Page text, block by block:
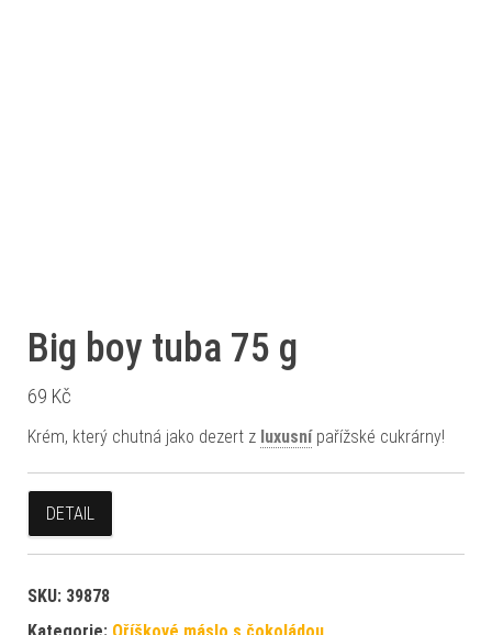
Big boy tuba 75 g
69 Kč
Krém, který chutná jako dezert z luxusnípařížské cukrárny!
DETAIL
SKU: 39878